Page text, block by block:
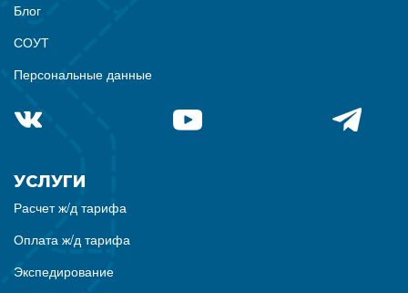
Блог
СОУТ
Персональные данные
УСЛУГИ
Расчет ж/д тарифа
Оплата ж/д тарифа
Экспедирование